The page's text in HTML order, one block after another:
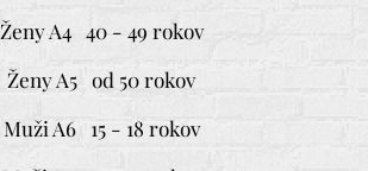
Ženy A4 40 - 49 rokov
Ženy A5 od 50 rokov
Muži A6 15 - 18 rokov